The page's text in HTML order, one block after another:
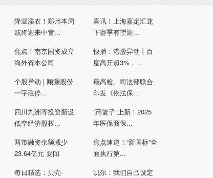
降温添衣！郑州本周
或将迎来中雪...
喜讯！上海嘉定汇龙
下赛季有望迎...
焦点！南京国资成立
海外资本公司
快播：港股异动丨百
度高开超3%，...
个股异动 | 顺灏股份
一字涨停...
最高检、司法部联合
印发《依法保...
四川九洲等投资新设
低空经济股权...
“药篮子”上新！2025
年医保商保...
两市融资余额减少
23.64亿元 要闻
焦点速递！“新国标”全
面执行第...
每日精选：贝壳-
凯尔：我们自己设定